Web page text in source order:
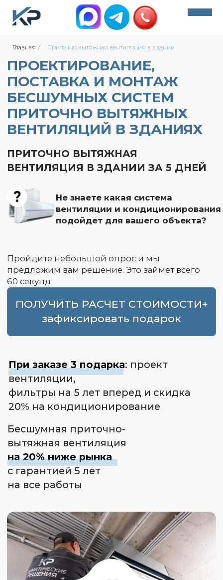
+7 (495) 212-07-78
info@climate-msk.com
Обратный звонок
400+ оценок
Главная / Приточно вытяжная вентиляция в здании
ПРОЕКТИРОВАНИЕ,
ПОСТАВКА И МОНТАЖ
БЕСШУМНЫХ СИСТЕМ
ПРИТОЧНО ВЫТЯЖНЫХ
ВЕНТИЛЯЦИЙ В ЗДАНИЯХ
Бесшумная приточно-
вытяжная вентиляция
на 20% ниже рынка
с гарантией 5 лет
ПОЛУЧИТЬ РАСЧЕТ СТОИМОСТИ+
зафиксировать подарок
ПРИТОЧНО ВЫТЯЖНАЯ
ВЕНТИЛЯЦИЯ В ЗДАНИИ ЗА 5 ДНЕЙ
При заказе 3 подарка: проект
вентиляции,
фильтры на 5 лет вперед и скидка
20% на кондиционирование
предложим вам решение. Это займет всего
60 секунд
В доме всегда свежий воздух
комфортной температуры
Подбираем установку, которая
гарантировано доставит нужное
количество воздуха в помещение
и обеспечит правильный
вентиляции и кондиционирования
подойдет для вашего объекта?
обратиться
к нам
в 2-минутном
видео
8 причин
+7 (495) 212-07-78
info@climate-msk.com
Обратный звонок
400+ оценок